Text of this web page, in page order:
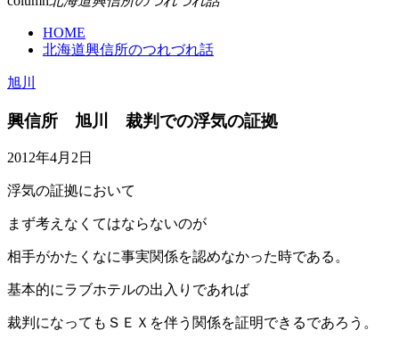
HOME
北海道興信所のつれづれ話
旭川
興信所 旭川 裁判での浮気の証拠
2012年4月2日
浮気の証拠において
まず考えなくてはならないのが
相手がかたくなに事実関係を認めなかった時である。
基本的にラブホテルの出入りであれば
裁判になってもＳＥＸを伴う関係を証明できるであろう。